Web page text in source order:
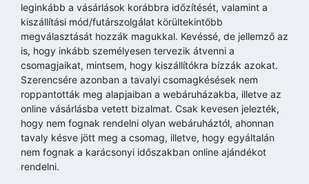
leginkább a vásárlások korábbra időzítését, valamint a
kiszállítási mód/futárszolgálat körültekintőbb
megválasztását hozzák magukkal. Kevéssé, de jellemző az
is, hogy inkább személyesen tervezik átvenni a
csomagjaikat, mintsem, hogy kiszállítókra bízzák azokat.
Szerencsére azonban a tavalyi csomagkésések nem
roppantották meg alapjaiban a webáruházakba, illetve az
online vásárlásba vetett bizalmat. Csak kevesen jelezték,
hogy nem fognak rendelni olyan webáruháztól, ahonnan
tavaly késve jött meg a csomag, illetve, hogy egyáltalán
nem fognak a karácsonyi időszakban online ajándékot
rendelni.